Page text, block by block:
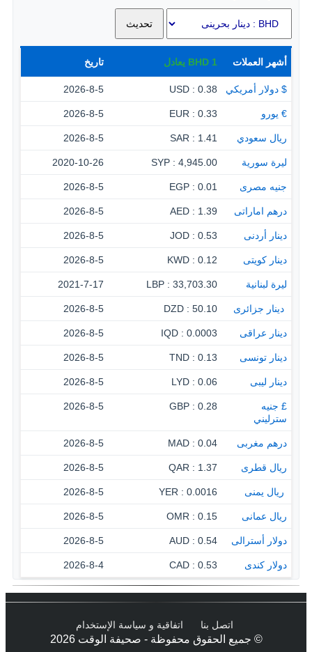
أشهر العملات 1
BHD يعادل تاريخ
$ دولار أمريكي 0.38 : USD
2026-8-5
€ يورو 0.33 : EUR
2026-8-5
ريال سعودي 1.41 : SAR
2026-8-5
ليرة سورية 4,945.00 : SYP
2020-10-26
جنيه مصرى 0.01 : EGP
2026-8-5
درهم اماراتى 1.39 : AED
2026-8-5
دينار أردنى 0.53 : JOD
2026-8-5
دينار كويتى 0.12 : KWD
2026-8-5
ليرة لبنانية 33,703.30 : LBP
2021-7-17
‏ دينار جزائرى 50.10 : DZD
2026-8-5
دينار عراقى 0.0003 : IQD
2026-8-5
دينار تونسى 0.13 : TND
2026-8-5
دينار ليبى 0.06 : LYD
2026-8-5
£ جنيه
سترليني
0.28 : GBP
2026-8-5
درهم مغربى 0.04 : MAD
2026-8-5
ريال قطرى 1.37 : QAR
2026-8-5
‏ ريال يمنى 0.0016 : YER
2026-8-5
ريال عمانى 0.15 : OMR
2026-8-5
دولار أسترالى 0.54 : AUD
2026-8-5
دولار كندى 0.53 : CAD
2026-8-4
اتصل بنا اتفاقية و سياسة الإستخدام
© جميع الحقوق محفوظة - صحيفة الوقت 2026